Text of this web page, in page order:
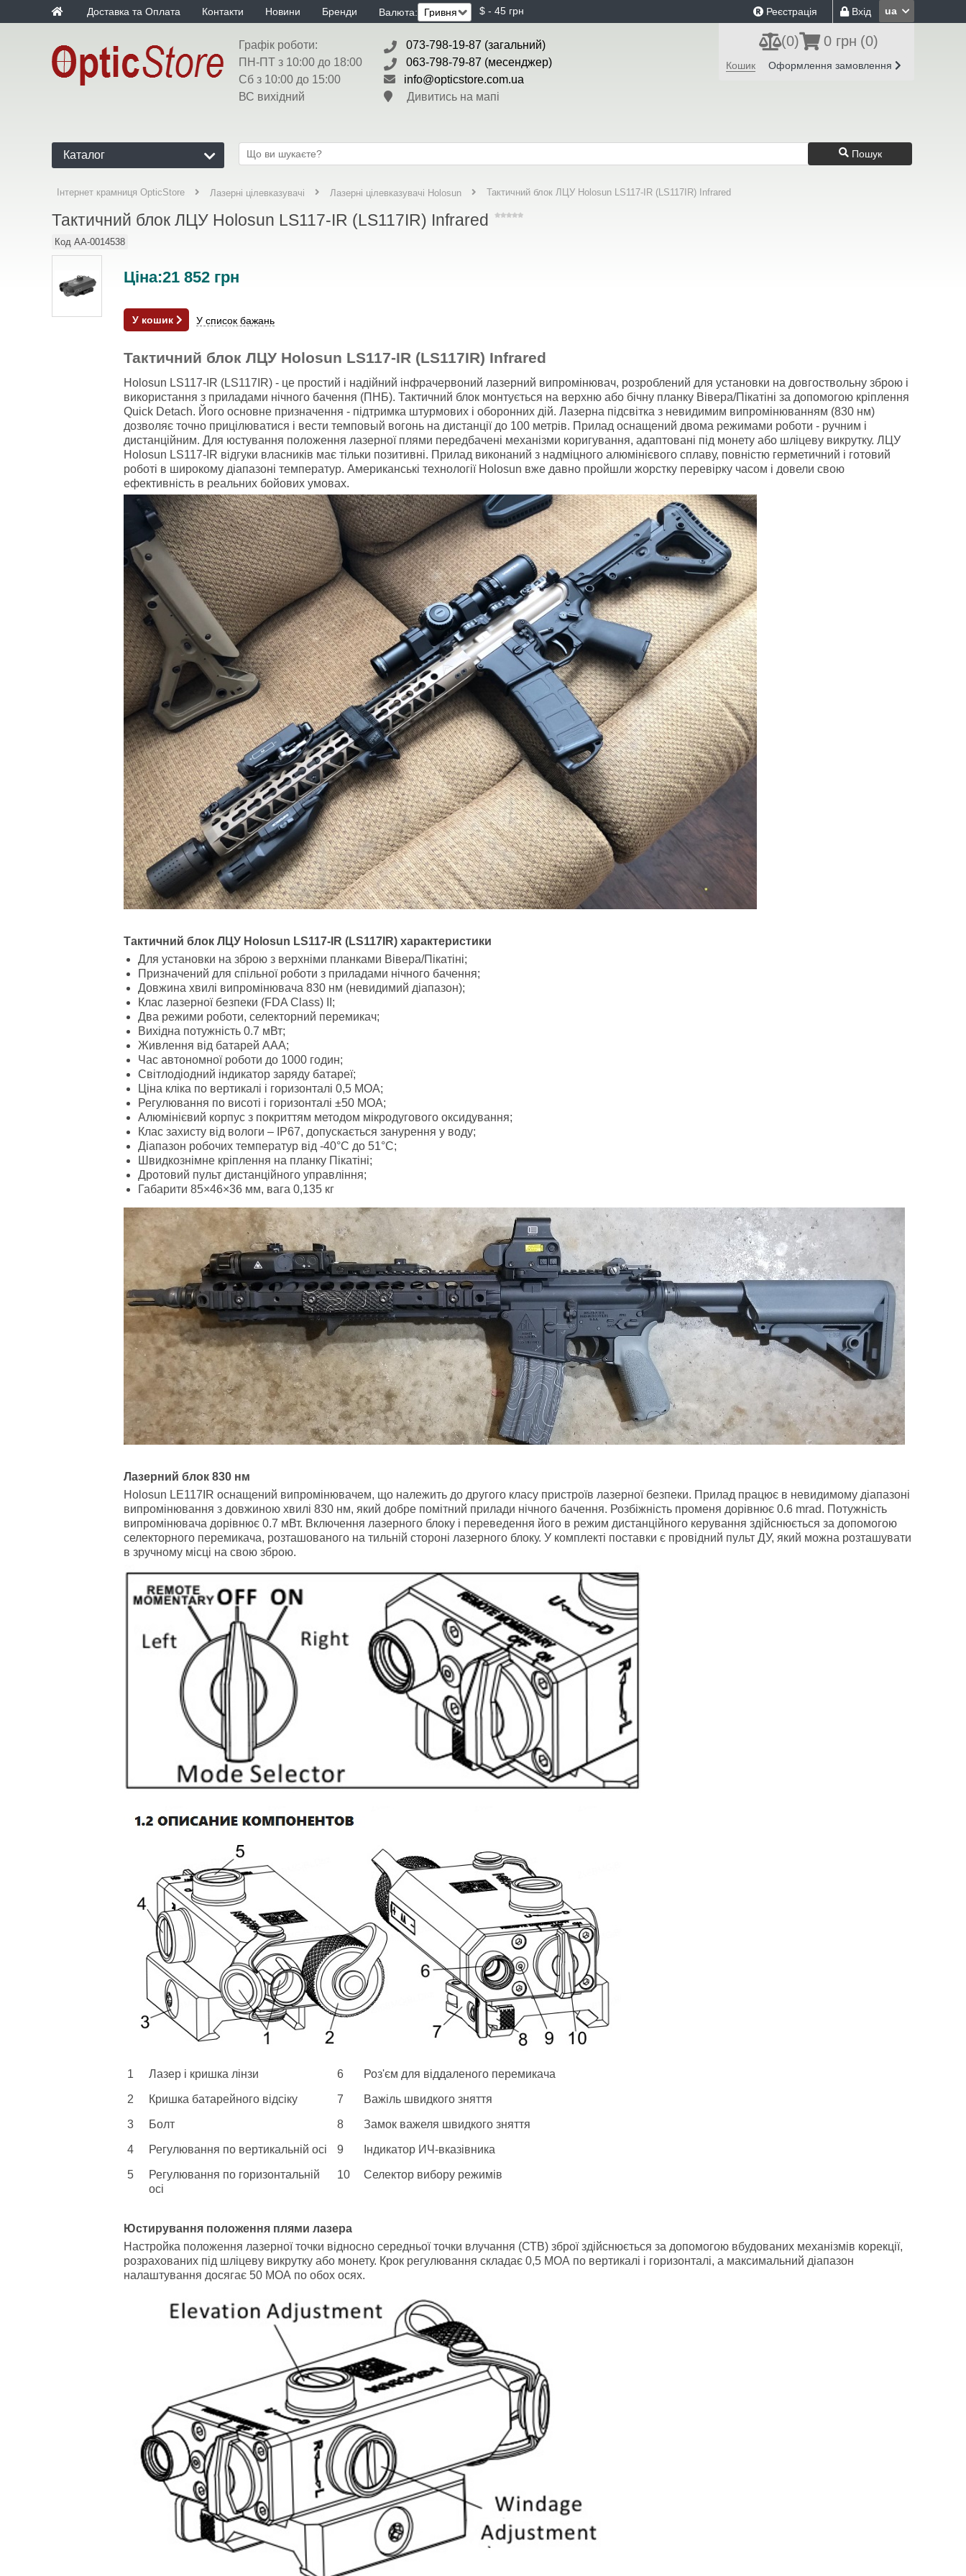
Доставка та Оплата Контакти Новини Бренди Валюта: $ - 45 грн ua
Вхід
Реєстрація
Графік роботи:
ПН-ПТ з 10:00 до 18:00
Сб з 10:00 до 15:00
ВС вихідний
073-798-19-87 (загальний)
063-798-79-87 (месенджер)
info@opticstore.com.ua
Дивитись на мапі
(0) 0 грн (0)
Кошик Оформлення замовлення
Каталог Пошук
Інтернет крамниця OpticStore Лазерні цілевказувачі Лазерні цілевказувачі Holosun Тактичний блок ЛЦУ Holosun LS117-IR (LS117IR) Infrared
Тактичний блок ЛЦУ Holosun LS117-IR (LS117IR) Infrared
Код AA-0014538
Ціна:21 852 грн
У кошик У список бажань
Тактичний блок ЛЦУ Holosun LS117-IR (LS117IR) Infrared
Holosun LS117-IR (LS117IR) - це простий і надійний інфрачервоний лазерний випромінювач, розроблений для установки на довгоствольну зброю і
використання з приладами нічного бачення (ПНБ). Тактичний блок монтується на верхню або бічну планку Вівера/Пікатіні за допомогою кріплення
Quick Detach. Його основне призначення - підтримка штурмових і оборонних дій. Лазерна підсвітка з невидимим випромінюванням (830 нм)
дозволяє точно прицілюватися і вести темповый вогонь на дистанції до 100 метрів. Прилад оснащений двома режимами роботи - ручним і
дистанційним. Для юстування положення лазерної плями передбачені механізми коригування, адаптовані під монету або шліцеву викрутку. ЛЦУ
Holosun LS117-IR відгуки власників має тільки позитивні. Прилад виконаний з надміцного алюмінієвого сплаву, повністю герметичний і готовий
роботі в широкому діапазоні температур. Американські технології Holosun вже давно пройшли жорстку перевірку часом і довели свою
ефективність в реальних бойових умовах.
Тактичний блок ЛЦУ Holosun LS117-IR (LS117IR) характеристики
Для установки на зброю з верхніми планками Вівера/Пікатіні;
Призначений для спільної роботи з приладами нічного бачення;
Довжина хвилі випромінювача 830 нм (невидимий діапазон);
Клас лазерної безпеки (FDA Class) II;
Два режими роботи, селекторний перемикач;
Вихідна потужність 0.7 мВт;
Живлення від батарей ААА;
Час автономної роботи до 1000 годин;
Світлодіодний індикатор заряду батареї;
Ціна кліка по вертикалі і горизонталі 0,5 МОА;
Регулювання по висоті і горизонталі ±50 МОА;
Алюмінієвий корпус з покриттям методом мікродугового оксидування;
Клас захисту від вологи – IP67, допускається занурення у воду;
Діапазон робочих температур від -40°C до 51°C;
Швидкознімне кріплення на планку Пікатіні;
Дротовий пульт дистанційного управління;
Габарити 85×46×36 мм, вага 0,135 кг
Лазерний блок 830 нм
Holosun LE117IR оснащений випромінювачем, що належить до другого класу пристроїв лазерної безпеки. Прилад працює в невидимому діапазоні
випромінювання з довжиною хвилі 830 нм, який добре помітний прилади нічного бачення. Розбіжність променя дорівнює 0.6 mrad. Потужність
випромінювача дорівнює 0.7 мВт. Включення лазерного блоку і переведення його в режим дистанційного керування здійснюється за допомогою
селекторного перемикача, розташованого на тильній стороні лазерного блоку. У комплекті поставки є провідний пульт ДУ, який можна розташувати
в зручному місці на свою зброю.
1 Лазер і кришка лінзи 6 Роз'єм для віддаленого перемикача
2 Кришка батарейного відсіку 7 Важіль швидкого зняття
3 Болт 8 Замок важеля швидкого зняття
4 Регулювання по вертикальній осі 9 Індикатор ИЧ-вказівника
5
Регулювання по горизонтальній
осі
10 Селектор вибору режимів
Юстирування положення плями лазера
Настройка положення лазерної точки відносно середньої точки влучання (СТВ) зброї здійснюється за допомогою вбудованих механізмів корекції,
розрахованих під шліцеву викрутку або монету. Крок регулювання складає 0,5 МОА по вертикалі і горизонталі, а максимальний діапазон
налаштування досягає 50 МОА по обох осях.